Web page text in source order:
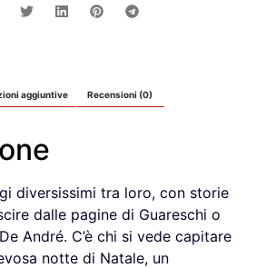
aggiuntive Recensioni (0)
diversissimi tra loro, con storie
dalle pagine di Guareschi o
André. C’è chi si vede capitare
notte di Natale, un